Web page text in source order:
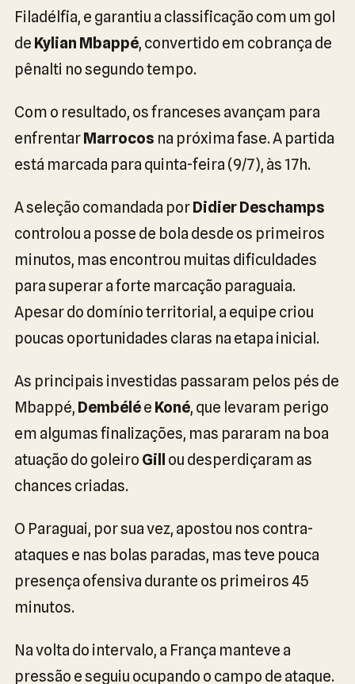
Filadélfia, e garantiu a classificação com um gol
de Kylian Mbappé, convertido em cobrança de
pênalti no segundo tempo.
Com o resultado, os franceses avançam para
enfrentarMarrocos na próxima fase. A partida
está marcada para quinta-feira (9/7), às 17h.
A seleção comandada porDidier Deschamps
controlou a posse de bola desde os primeiros
minutos, mas encontrou muitas dificuldades
para superar a forte marcação paraguaia.
Apesar do domínio territorial, a equipe criou
poucas oportunidades claras na etapa inicial.
As principais investidas passaram pelos pés de
Mbappé, Dembélée Koné, que levaram perigo
em algumas finalizações, mas pararam na boa
atuação do goleiro Gill
ou desperdiçaram as
chances criadas.
O Paraguai, por sua vez, apostou nos contra-
ataques e nas bolas paradas, mas teve pouca
presença ofensiva durante os primeiros 45
minutos.
Na volta do intervalo, a França manteve a
pressão e seguiu ocupando o campo de ataque.